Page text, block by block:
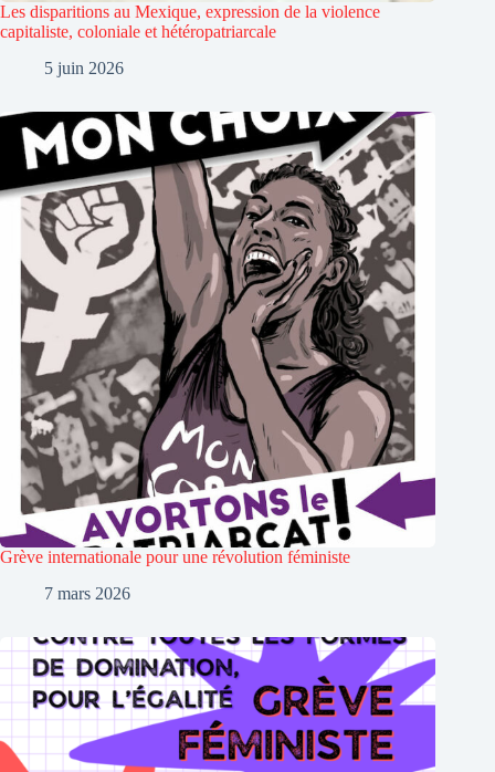
Les disparitions au Mexique, expression de la violence
capitaliste, coloniale et hétéropatriarcale
5 juin 2026
Grève internationale pour une révolution féministe
7 mars 2026